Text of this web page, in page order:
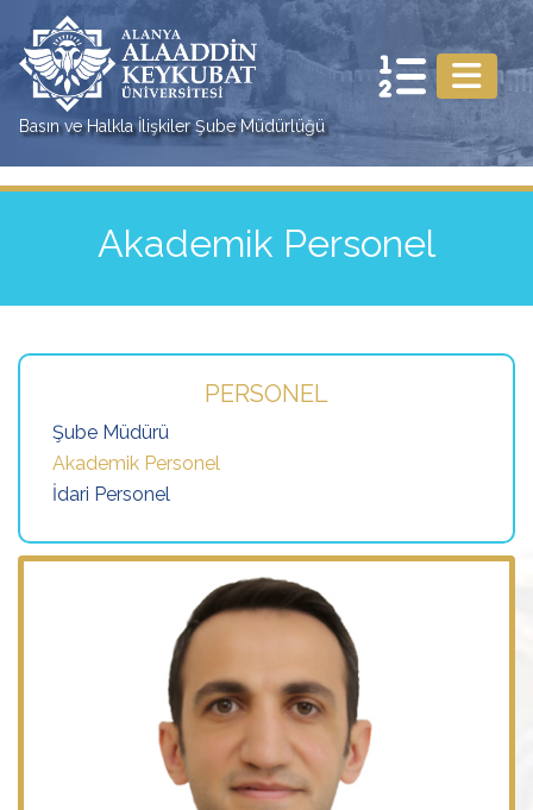
Basın ve Halkla İlişkiler Şube Müdürlüğü
Akademik Personel
PERSONEL
Şube Müdürü
Akademik Personel
İdari Personel